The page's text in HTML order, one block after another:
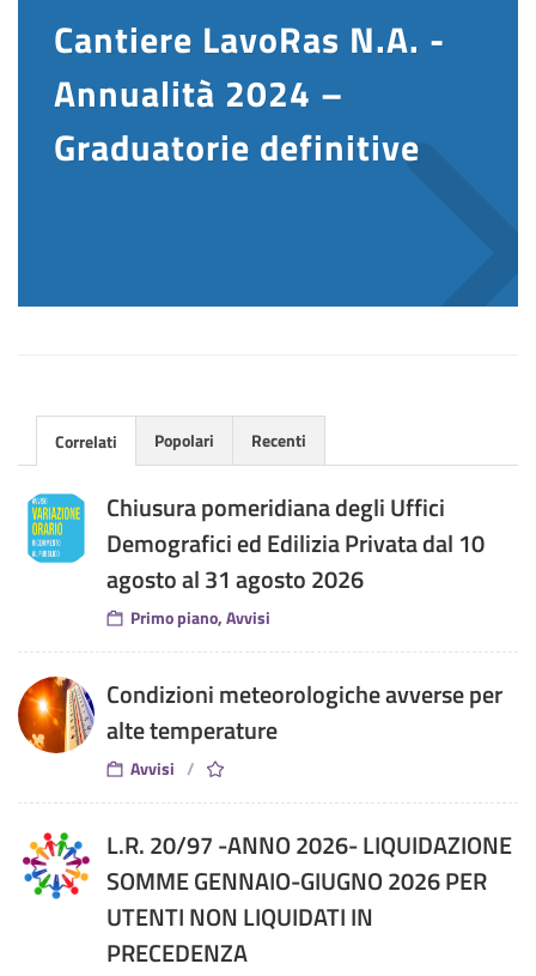
Cantiere LavoRas N.A. -
Annualità 2024 –
Graduatorie definitive
Correlati Popolari Recenti
Chiusura pomeridiana degli Uffici
Demografici ed Edilizia Privata dal 10
agosto al 31 agosto 2026
Primo piano, Avvisi
Condizioni meteorologiche avverse per
alte temperature
Avvisi
L.R. 20/97 -ANNO 2026- LIQUIDAZIONE
SOMME GENNAIO-GIUGNO 2026 PER
UTENTI NON LIQUIDATI IN
PRECEDENZA